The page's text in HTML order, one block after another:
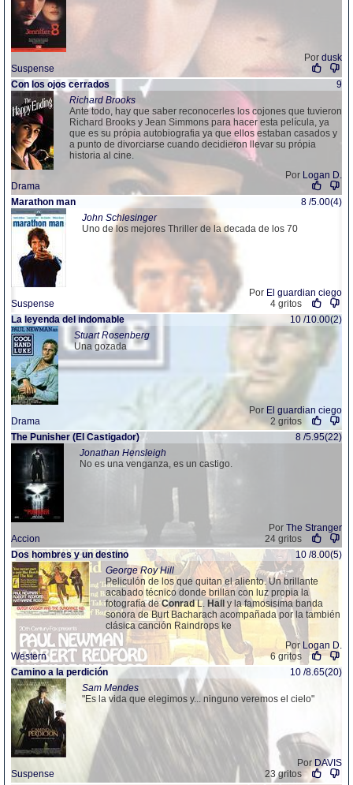
Por dusk
Suspense
Con los ojos cerrados
9
Richard Brooks
Ante todo, hay que saber reconocerles los cojones que tuvieron
Richard Brooks y Jean Simmons para hacer esta película, ya
que es su própia autobiografia ya que ellos estaban casados y
a punto de divorciarse cuando decidieron llevar su própia
historia al cine.
Por Logan D.
Drama
Marathon man
8 /5.00(4)
John Schlesinger
Uno de los mejores Thriller de la decada de los 70
Por El guardian ciego
Suspense
4 gritos
La leyenda del indomable
10 /10.00(2)
Stuart Rosenberg
Una gozada
Por El guardian ciego
Drama
2 gritos
The Punisher (El Castigador)
8 /5.95(22)
Jonathan Hensleigh
No es una venganza, es un castigo.
Por The Stranger
Accion
24 gritos
Dos hombres y un destino
10 /8.00(5)
George Roy Hill
Peliculón de los que quitan el aliento. Un brillante
acabado técnico donde brillan con luz propia la
fotografía deConradL. Hall y la famosisima banda
sonora de Burt Bacharach acompañada por la también
clásica canción Raindrops ke
Por Logan D.
Western
6 gritos
Camino a la perdición
10 /8.65(20)
Sam Mendes
"Es la vida que elegimos y... ninguno veremos el cielo"
Por DAVIS
Suspense
23 gritos